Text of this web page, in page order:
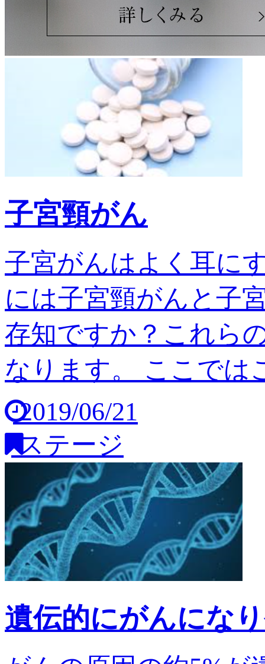
子宮頸がん
子宮がんはよく耳に
には子宮頸がんと子
存知ですか？これら
なります。 ここでは
2019/06/21
ステージ
遺伝的にがんにな